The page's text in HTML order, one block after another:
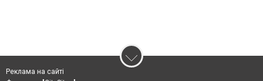
Реклама на сайті